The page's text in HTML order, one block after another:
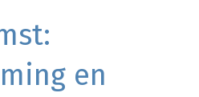
en